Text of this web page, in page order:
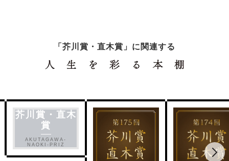
「芥川賞・直木賞」に関連する
芥川賞・直木
賞
AKUTAGAWA-
NAOKI-PRIZ